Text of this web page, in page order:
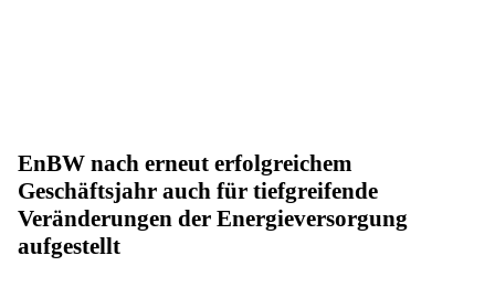
EnBW nach erneut erfolgreichem
Geschäftsjahr auch für tiefgreifende
Veränderungen der Energieversorgung
aufgestellt